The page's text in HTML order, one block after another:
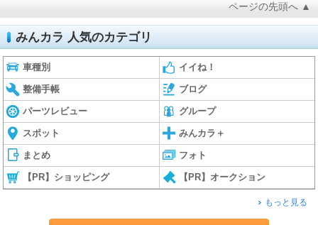
ページの先頭へ ▲
みんカラ 人気のカテゴリ
車種別 イイね！
整備手帳 ブログ
パーツレビュー グループ
スポット みんカラ＋
まとめ フォト
【PR】ショッピング 【PR】オークション
もっと見る